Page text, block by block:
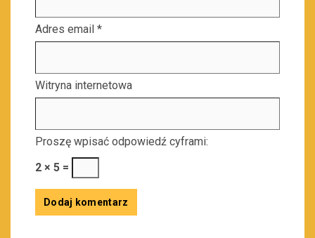
Adres email *
Witryna internetowa
Proszę wpisać odpowiedź cyframi:
2 × 5 =